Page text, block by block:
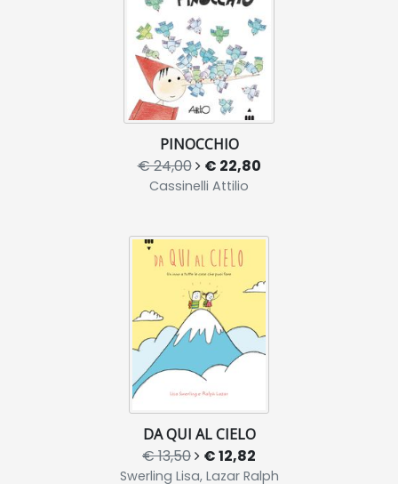
PINOCCHIO
€ 24,00 € 22,80
Cassinelli Attilio
DA QUI AL CIELO
€ 13,50 € 12,82
Swerling Lisa, Lazar Ralph